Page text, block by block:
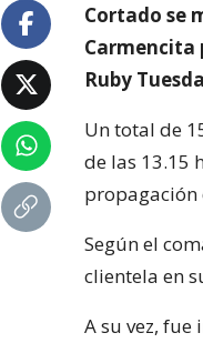
Cortado se
Carmencita
Ruby
Un total de
de las 13.15
propagación
Según el
clientela en
A su vez,